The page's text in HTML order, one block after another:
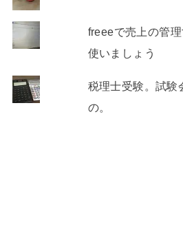
freeeで売上の管
使いましょう
税理士受験。試験
の。